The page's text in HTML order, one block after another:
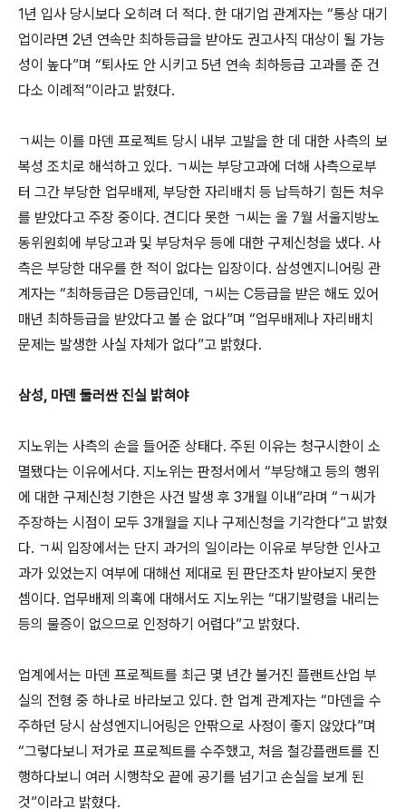
1년 입사 당시보다 오히려 더 적다. 한 대기업 관계자는 “통상 대기
업이라면 2년 연속만 최하등급을 받아도 권고사직 대상이 될 가능
성이 높다”며 “퇴사도 안 시키고 5년 연속 최하등급 고과를 준 건
다소 이례적”이라고 밝혔다.
ㄱ씨는 이를 마덴 프로젝트 당시 내부 고발을 한 데 대한 사측의 보
복성 조치로 해석하고 있다. ㄱ씨는 부당고과에 더해 사측으로부
터 그간 부당한 업무배제, 부당한 자리배치 등 납득하기 힘든 처우
를 받았다고 주장 중이다. 견디다 못한 ㄱ씨는 올 7월 서울지방노
동위원회에 부당고과 및 부당처우 등에 대한 구제신청을 냈다. 사
측은 부당한 대우를 한 적이 없다는 입장이다. 삼성엔지니어링 관
계자는 “최하등급은 D등급인데, ㄱ씨는 C등급을 받은 해도 있어
매년 최하등급을 받았다고 볼 순 없다”며 “업무배제나 자리배치
문제는 발생한 사실 자체가 없다”고 밝혔다.
삼성, 마덴 둘러싼 진실 밝혀야
지노위는 사측의 손을 들어준 상태다. 주된 이유는 청구시한이 소
멸됐다는 이유에서다. 지노위는 판정서에서 “부당해고 등의 행위
에 대한 구제신청 기한은 사건 발생 후 3개월 이내”라며 “ㄱ씨가
주장하는 시점이 모두 3개월을 지나 구제신청을 기각한다”고 밝혔
다. ㄱ씨 입장에서는 단지 과거의 일이라는 이유로 부당한 인사고
과가 있었는지 여부에 대해선 제대로 된 판단조차 받아보지 못한
셈이다. 업무배제 의혹에 대해서도 지노위는 “대기발령을 내리는
등의 물증이 없으므로 인정하기 어렵다”고 밝혔다.
업계에서는 마덴 프로젝트를 최근 몇 년간 불거진 플랜트산업 부
실의 전형 중 하나로 바라보고 있다. 한 업계 관계자는 “마덴을 수
주하던 당시 삼성엔지니어링은 안팎으로 사정이 좋지 않았다”며
“그렇다보니 저가로 프로젝트를 수주했고, 처음 철강플랜트를 진
행하다보니 여러 시행착오 끝에 공기를 넘기고 손실을 보게 된
것”이라고 밝혔다.